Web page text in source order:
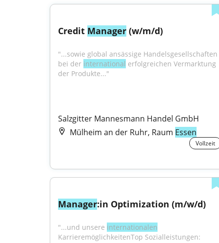
Credit Manager (w/m/d)
"...sowie global ansässige Handelsgesellschaften
bei der international erfolgreichen Vermarktung
der Produkte..."
Salzgitter Mannesmann Handel GmbH
Mülheim an der Ruhr, Raum Essen
Vollzeit
Manager:in Optimization (m/w/d)
"...und unsere internationalen
KarrieremöglichkeitenTop Sozialleistungen: